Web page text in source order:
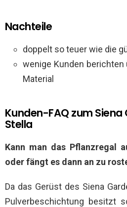
Nachteile
doppelt so teuer wie die
wenige Kunden berichten
Material
Kunden-FAQ zum Siena
Stella
Kann man das Pflanzregal
oder fängt es dann an zu
Da das Gerüst des Siena
Pulverbeschichtung besitzt